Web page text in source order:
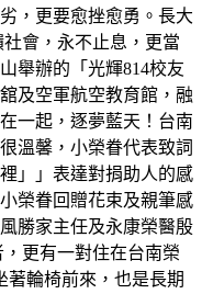
，更要愈挫愈勇。長大
會，永不止息，更當
舉辦的「光輝814校友
及空軍航空教育館，融
一起，逐夢藍天！台南
溫馨，小榮眷代表致詞
」」表達對捐助人的感
榮眷回贈花束及親筆感
勝家主任及永康榮醫殷
更有一對住在台南榮
著輪椅前來，也是長期